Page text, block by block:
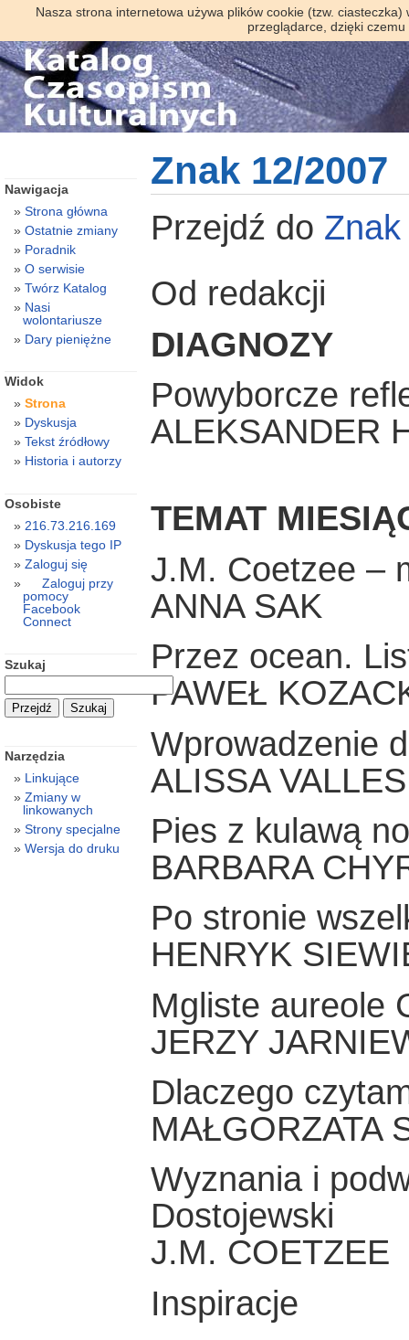
Nasza strona internetowa używa plików cookie (tzw.
przeglądarce, dzięki
Znak 12/2007
Przejdź do
Od redakcji
DIAGNOZY
Powyborcze
ALEKSANDER
TEMAT
J.M. Coetzee –
ANNA SAK
Przez ocean.
PAWEŁ
Wprowadzenie
ALISSA VALLES
Pies z kulawą
BARBARA
Po stronie
HENRYK
Mgliste aureole
JERZY
Dlaczego
MAŁGORZATA
Wyznania i
Dostojewski
J.M. COETZEE
Inspiracje
Nawigacja
Strona główna
Ostatnie zmiany
Poradnik
O serwisie
Twórz Katalog
Nasi
wolontariusze
Dary pieniężne
Widok
Strona
Dyskusja
Tekst źródłowy
Historia i autorzy
Osobiste
216.73.216.169
Dyskusja tego IP
Zaloguj się
Zaloguj przy
pomocy
Facebook
Connect
Szukaj
Narzędzia
Linkujące
Zmiany w
linkowanych
Strony specjalne
Wersja do druku